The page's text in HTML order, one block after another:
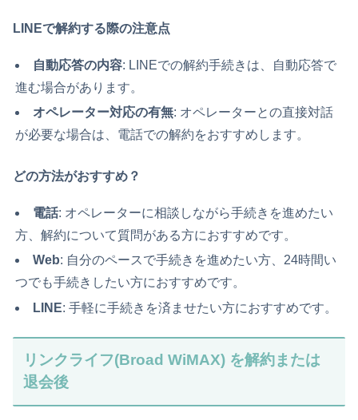
LINEで解約する際の注意点
自動応答の内容: LINEでの解約手続きは、自動応答で
進む場合があります。
オペレーター対応の有無: オペレーターとの直接対話
が必要な場合は、電話での解約をおすすめします。
どの方法がおすすめ？
電話: オペレーターに相談しながら手続きを進めたい
方、解約について質問がある方におすすめです。
Web: 自分のペースで手続きを進めたい方、24時間い
つでも手続きしたい方におすすめです。
LINE: 手軽に手続きを済ませたい方におすすめです。
リンクライフ(Broad WiMAX) を解約または
退会後